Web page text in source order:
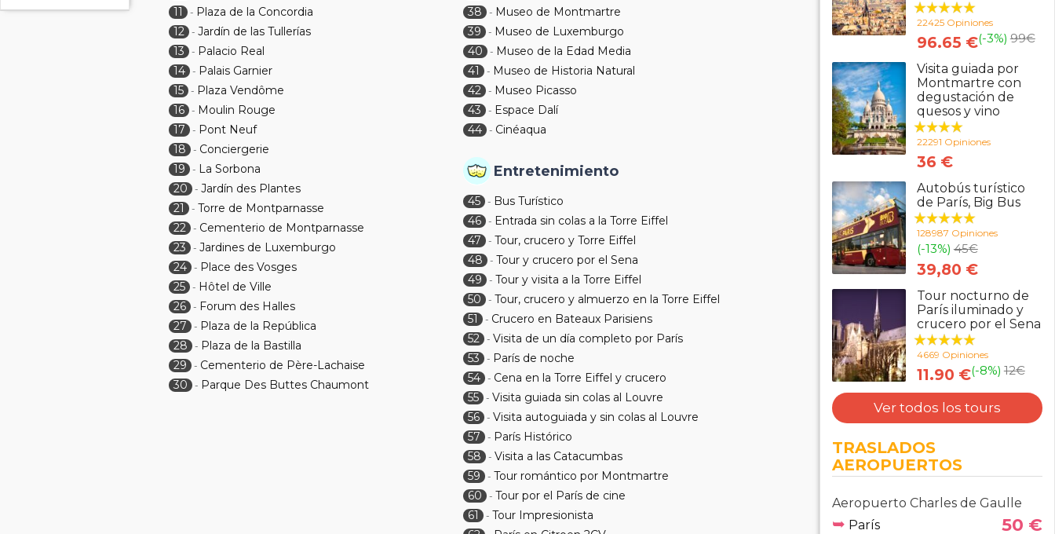
11
- Plaza de la Concordia
12 -Jardín de las Tullerías
13
- Palacio Real
14 - Palais Garnier
15 - Plaza Vendôme
16 - Moulin Rouge
17
- Pont Neuf
18
- Conciergerie
19
- La Sorbona
20
-Jardín des Plantes
21
- Torre de Montparnasse
22 - Cementerio de Montparnasse
23
-Jardines de Luxemburgo
24 - Place des Vosges
25 - Hôtel de Ville
26 - Forum des Halles
27
- Plaza de la República
28
- Plaza de la Bastilla
29
- Cementerio de Père-Lachaise
30
- Parque Des Buttes Chaumont
38
- Museo de Montmartre
39
- Museo de Luxemburgo
40
- Museo de la Edad Media
41
- Museo de Historia Natural
42 - Museo Picasso
43
- Espace Dalí
44 - Cinéaqua
Entretenimiento
45 - Bus Turístico
46 - Entrada sin colas a la Torre Eiffel
47
- Tour, crucero y Torre Eiffel
48
- Tour y crucero por el Sena
49
- Tour y visita a la Torre Eiffel
50
- Tour, crucero y almuerzo en la Torre Eiffel
51
- Crucero en Bateaux Parisiens
52 -Visita de un día completo por París
53
- París de noche
54 - Cena en la Torre Eiffel y crucero
55 -Visita guiada sin colas al Louvre
56 -Visita autoguiada y sin colas al Louvre
57
- París Histórico
58
-Visita a las Catacumbas
59
- Tour romántico por Montmartre
60
- Tour por el París de cine
61
- Tour Impresionista
22425 Opiniones
(-3%) 99€
96.65 €
Visita guiada por
Montmartre con
degustación de
quesos y vino
22291 Opiniones
36 €
Autobús turístico
de París, Big Bus
128987 Opiniones
(-13%) 45€
39,80 €
Tour nocturno de
París iluminado y
crucero por el Sena
4669 Opiniones
(-8%) 12€
11.90 €
Ver todos los tours
TRASLADOS
AEROPUERTOS
Aeropuerto Charles de Gaulle
➥ París 50 €